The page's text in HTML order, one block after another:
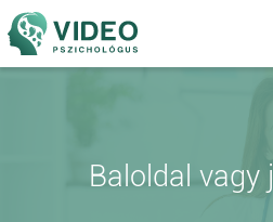
Baloldal vagy